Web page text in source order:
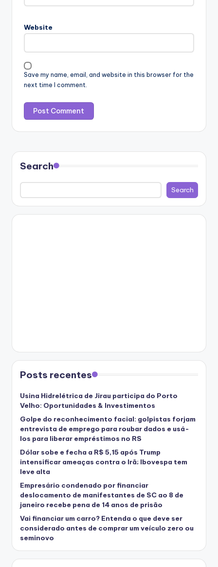
Website
Save my name, email, and website in this browser for the
next time I comment.
Search
Search
Posts recentes
Usina Hidrelétrica de Jirau participa do Porto
Velho: Oportunidades & Investimentos
Golpe do reconhecimento facial: golpistas forjam
entrevista de emprego para roubar dados e usá-
los para liberar empréstimos no RS
Dólar sobe e fecha a R$ 5,15 após Trump
intensificar ameaças contra o Irã; Ibovespa tem
leve alta
Empresário condenado por financiar
deslocamento de manifestantes de SC ao 8 de
janeiro recebe pena de 14 anos de prisão
Vai financiar um carro? Entenda o que deve ser
considerado antes de comprar um veículo zero ou
seminovo